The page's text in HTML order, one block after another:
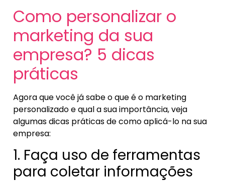
Como personalizar o
marketing da sua
empresa? 5 dicas
práticas
Agora que você já sabe o que é o marketing
personalizado e qual a sua importância, veja
algumas dicas práticas de como aplicá-lo na sua
empresa:
1. Faça uso de ferramentas
para coletar informações